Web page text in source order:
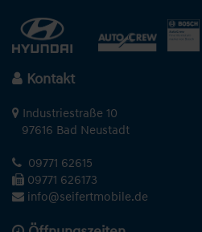
Kontakt
Industriestraße 10
97616 Bad Neustadt
09771 62615
09771 626173
info@seifertmobile.de